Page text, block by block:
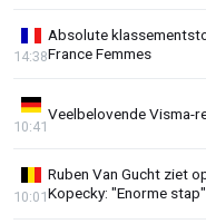
Absolute
France Femmes
14:38
Veelbelovende Visma-
10:41
Ruben Van Gucht ziet
Kopecky: "Enorme stap"
10:01